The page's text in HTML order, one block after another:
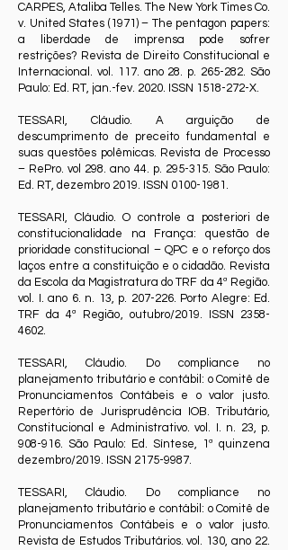
CARPES, Ataliba Telles. The New York Times Co.
v. United States (1971) – The pentagon papers:
a liberdade de imprensa pode sofrer
restrições? Revista de Direito Constitucional e
Internacional. vol. 117. ano 28. p. 265-282. São
Paulo: Ed. RT, jan.-fev. 2020. ISSN 1518-272-X.
TESSARI, Cláudio. A arguição de
descumprimento de preceito fundamental e
suas questões polêmicas. Revista de Processo
– RePro. vol 298. ano 44. p. 295-315. São Paulo:
Ed. RT, dezembro 2019. ISSN 0100-1981 .
TESSARI, Cláudio. O controle a posteriori de
constitucionalidade na França: questão de
prioridade constitucional – QPC e o reforço dos
laços entre a constituição e o cidadão. Revista
da Escola da Magistratura do TRF da 4ª Região.
vol. I. ano 6. n. 13, p. 207-226. Porto Alegre: Ed.
TRF da 4ª Região, outubro/2019. ISSN 2358-
4602.
TESSARI, Cláudio. Do compliance no
planejamento tributário e contábil: o Comitê de
Pronunciamentos Contábeis e o valor justo.
Repertório de Jurisprudência IOB. Tributário,
Constitucional e Administrativo. vol. I. n. 23, p.
908-916. São Paulo: Ed. Síntese, 1ª quinzena
dezembro/2019. ISSN 2175-9987.
TESSARI, Cláudio. Do compliance no
planejamento tributário e contábil: o Comitê de
Pronunciamentos Contábeis e o valor justo.
Revista de Estudos Tributários. vol. 130, ano 22.